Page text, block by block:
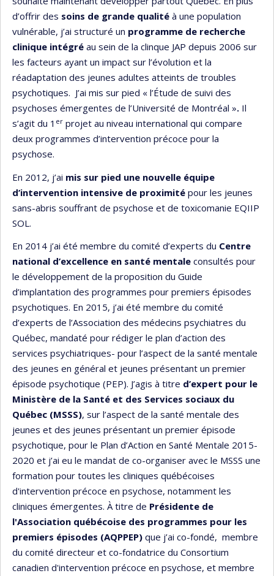
d’offrir des soins de grande qualité à une population
vulnérable, j’ai structuré un programme de recherche
clinique intégré au sein de la clinque JAP depuis 2006 sur
les facteurs ayant un impact sur l’évolution et la
réadaptation des jeunes adultes atteints de troubles
psychotiques. J’ai mis sur pied « l’Étude de suivi des
psychoses émergentes de l’Université de Montréal ». Il
s’agit du 1 er projet au niveau international qui compare
deux programmes d’intervention précoce pour la
psychose.
En 2012, j’ai mis sur pied une nouvelle équipe
d’intervention intensive de proximité pour les jeunes
sans-abris souffrant de psychose et de toxicomanie EQIIP
SOL.
En 2014 j’ai été membre du comité d’experts du Centre
national d’excellence en santé mentale consultés pour
le développement de la proposition du Guide
d’implantation des programmes pour premiers épisodes
psychotiques. En 2015, j’ai été membre du comité
d’experts de l’Association des médecins psychiatres du
Québec, mandaté pour rédiger le plan d’action des
services psychiatriques- pour l’aspect de la santé mentale
des jeunes en général et jeunes présentant un premier
épisode psychotique (PEP). J’agis à titre d’expert pour le
Ministère de la Santé et des Services sociaux du
Québec (MSSS), sur l’aspect de la santé mentale des
jeunes et des jeunes présentant un premier épisode
psychotique, pour le Plan d’Action en Santé Mentale 2015-
2020 et j’ai eu le mandat de co-organiser avec le MSSS une
formation pour toutes les cliniques québécoises
d'intervention précoce en psychose, notamment les
cliniques émergentes. À titre de Présidente de
l'Association québécoise des programmes pour les
premiers épisodes (AQPPEP) que j’ai co-fondé, membre
du comité directeur et co-fondatrice du Consortium
canadien d'intervention précoce en psychose, et membre